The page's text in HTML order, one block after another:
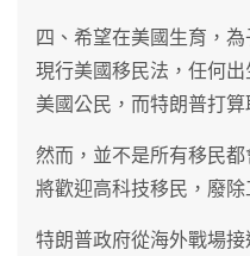
四、希望在美國生育，
現行美國移民法，任何
美國公民，而特朗普打算
然而，並不是所有移民
將歡迎高科技移民，廢除
特朗普政府從海外戰場